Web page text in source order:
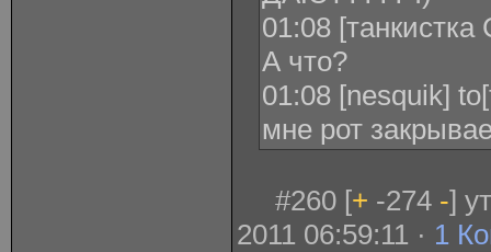
01:08
А что?
01:08 [nesquik]
мне рот
#260 [+ -274 -]
2011 06:59:11 · 1